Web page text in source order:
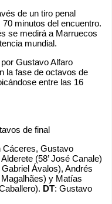
de un tiro penal
minutos del encuentro.
se medirá a Marruecos
mundial.
Gustavo Alfaro
la fase de octavos de
entre las 16
de final
Cáceres, Gustavo
(58’ José Canale)
Ávalos), Andrés
y Matías
DT: Gustavo